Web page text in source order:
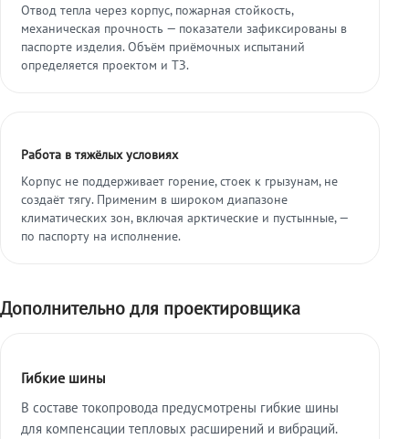
Отвод тепла через корпус, пожарная стойкость,
механическая прочность — показатели зафиксированы в
паспорте изделия. Объём приёмочных испытаний
определяется проектом и ТЗ.
Работа в тяжёлых условиях
Корпус не поддерживает горение, стоек к грызунам, не
создаёт тягу. Применим в широком диапазоне
климатических зон, включая арктические и пустынные, —
по паспорту на исполнение.
Дополнительно для проектировщика
Гибкие шины
В составе токопровода предусмотрены гибкие шины
для компенсации тепловых расширений и вибраций.